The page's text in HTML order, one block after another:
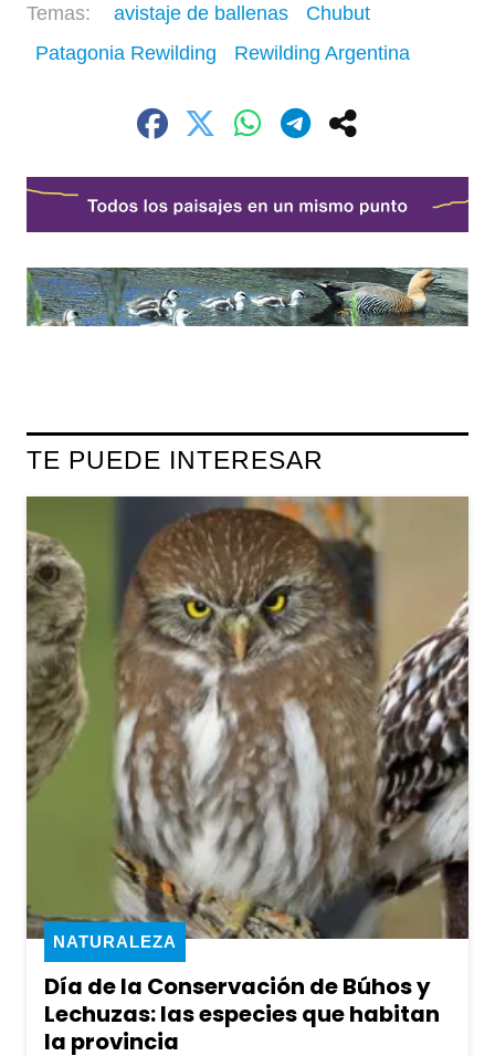
avistaje de ballenas
Chubut
Patagonia Rewilding
Rewilding Argentina
TE PUEDE INTERESAR
Día de la Conservación de Búhos y
Lechuzas: las especies que habitan
la provincia
NATURALEZA